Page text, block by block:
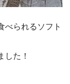
べられるソフト
した！